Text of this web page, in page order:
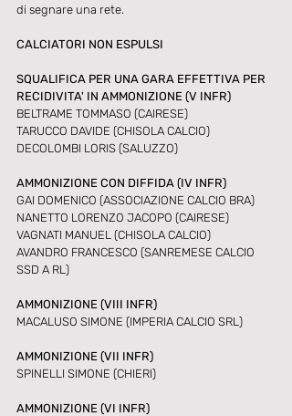
di segnare una rete.
CALCIATORI NON ESPULSI
SQUALIFICA PER UNA GARA EFFETTIVA PER
RECIDIVITA' IN AMMONIZIONE (V INFR)
BELTRAME TOMMASO (CAIRESE)
TARUCCO DAVIDE (CHISOLA CALCIO)
DECOLOMBI LORIS (SALUZZO)
AMMONIZIONE CON DIFFIDA (IV INFR)
GAI DOMENICO (ASSOCIAZIONE CALCIO BRA)
NANETTO LORENZO JACOPO (CAIRESE)
VAGNATI MANUEL (CHISOLA CALCIO)
AVANDRO FRANCESCO (SANREMESE CALCIO
SSD A RL)
AMMONIZIONE (VIII INFR)
MACALUSO SIMONE (IMPERIA CALCIO SRL)
AMMONIZIONE (VII INFR)
SPINELLI SIMONE (CHIERI)
AMMONIZIONE (VI INFR)